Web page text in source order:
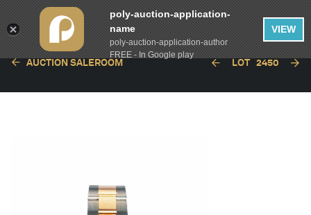
AUCTION SALEROOM LOT 2450
poly-auction-application-
name
poly-auction-application-author
FREE - In Google play
VIEW